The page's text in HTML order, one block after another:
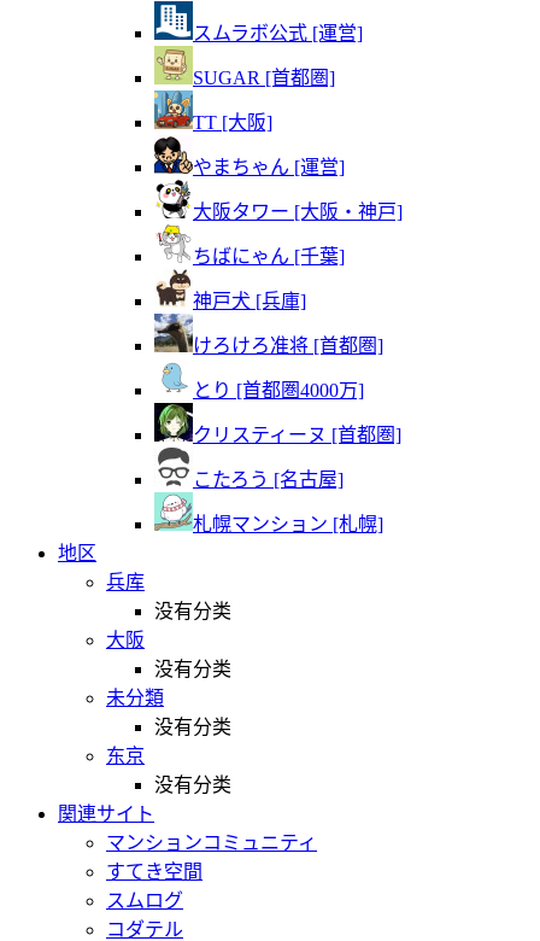
スムラボ公式 [運営]
SUGAR [首都圏]
TT [大阪]
やまちゃん [運営]
大阪タワー [大阪・神戸]
ちばにゃん [千葉]
神戸犬 [兵庫]
けろけろ准将 [首都圏]
とり [首都圏4000万]
クリスティーヌ [首都圏]
こたろう [名古屋]
札幌マンション [札幌]
地区
兵库
没有分类
大阪
没有分类
未分類
没有分类
东京
没有分类
関連サイト
マンションコミュニティ
すてき空間
スムログ
コダテル